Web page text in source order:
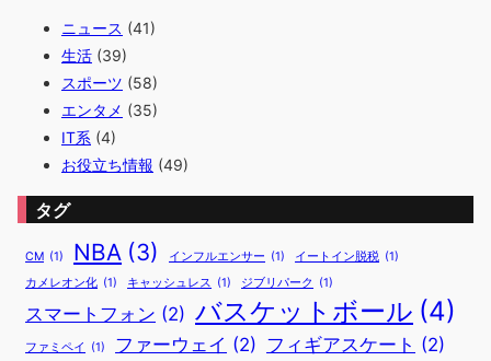
ニュース (41)
生活 (39)
スポーツ (58)
エンタメ (35)
IT系 (4)
お役立ち情報 (49)
タグ
CM (1) NBA (3) インフルエンサー (1) イートイン脱税 (1)
カメレオン化 (1) キャッシュレス (1) ジブリパーク (1)
スマートフォン (2) バスケットボール (4)
ファミペイ (1) ファーウェイ (2) フィギアスケート (2)